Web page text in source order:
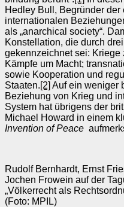
Hedley Bull, Be­grün­der
internationalen
als „anar­chi­cal society“.
Konstellation, die durch
gekenn­zeich­­­net sei: Kriege
Kämpfe um Macht;
sowie Kooperation und
Staaten.[2] Auf ein weniger
Beziehung von Krieg und
System hat übrigens der
Michael Howard in einem
Invention of Peace
Rudolf Bernhardt, Ernst
Jochen Frowein auf der
„Völkerrecht als
(Foto: MPIL)